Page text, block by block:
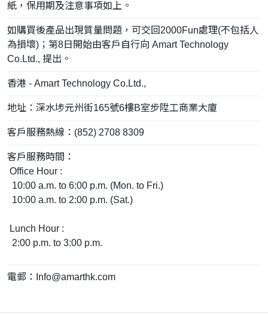
紙，保用期及注意事項如上。
如購買後產品出現質量問題，可交回2000Fun處理(不包括人
為損壞)；第8日開始由客戶自行向 Amart Technology
Co.Ltd., 提出。
香港 - Amart Technology Co.Ltd.,
地址：深水埗元州街165號6樓B室步陞工商業大廈
客戶服務熱線：(852) 2708 8309
客戶服務時間：
Office Hour :
10:00 a.m. to 6:00 p.m. (Mon. to Fri.)
10:00 a.m. to 2:00 p.m. (Sat.)
Lunch Hour :
2:00 p.m. to 3:00 p.m.
電郵： Info@amarthk.com